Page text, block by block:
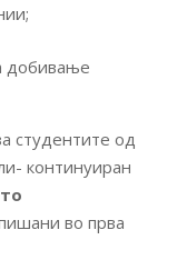
добивање
студентите од
континуиран
во прва